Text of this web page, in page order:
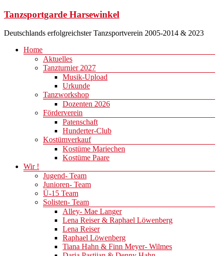
Zum
springen
Tanzsportgarde Harsewinkel
Deutschlands erfolgreichster Tanzsportverein 2005-2014 & 2023
Menü
Home
Aktuelles
Tanzturnier 2027
Musik-Upload
Urkunde
Tanzworkshop
Dozenten 2026
Förderverein
Patenschaft
Hunderter-Club
Kostümverkauf
Kostüme Mariechen
Kostüme Paare
Wir !
Jugend- Team
Junioren- Team
Ü-15 Team
Solisten- Team
Alley- Mae Langer
Lena Reiser & Raphael Löwenberg
Lena Reiser
Raphael Löwenberg
Tiana Hahn & Finn Meyer- Wilmes